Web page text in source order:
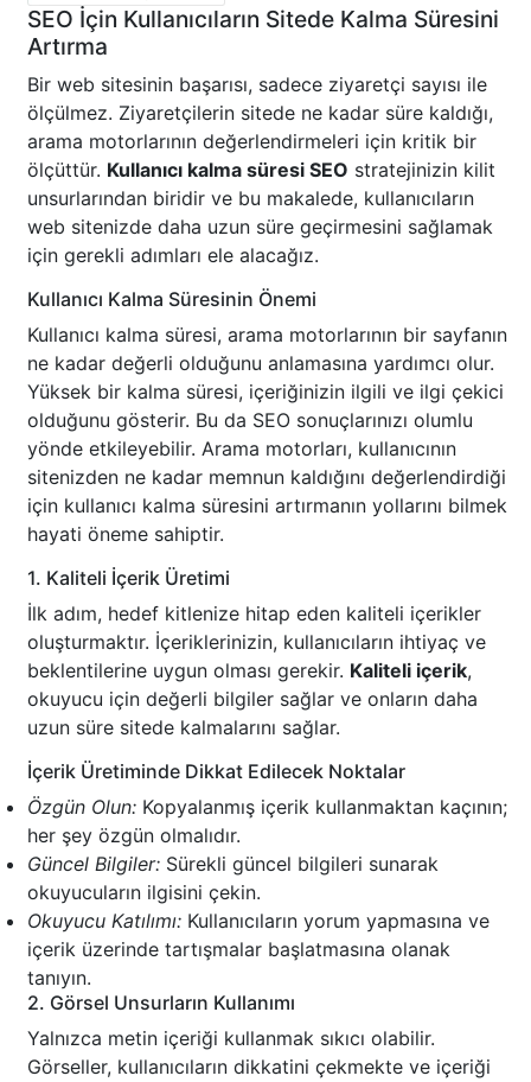
SEO İçin Kullanıcıların Sitede Kalma Süresini
Artırma
Bir web sitesinin başarısı, sadece ziyaretçi sayısı ile
ölçülmez. Ziyaretçilerin sitede ne kadar süre kaldığı,
arama motorlarının değerlendirmeleri için kritik bir
ölçüttür. Kullanıcı kalma süresi SEO stratejinizin kilit
unsurlarından biridir ve bu makalede, kullanıcıların
web sitenizde daha uzun süre geçirmesini sağlamak
için gerekli adımları ele alacağız.
Kullanıcı Kalma Süresinin Önemi
Kullanıcı kalma süresi, arama motorlarının bir sayfanın
ne kadar değerli olduğunu anlamasına yardımcı olur.
Yüksek bir kalma süresi, içeriğinizin ilgili ve ilgi çekici
olduğunu gösterir. Bu da SEO sonuçlarınızı olumlu
yönde etkileyebilir. Arama motorları, kullanıcının
sitenizden ne kadar memnun kaldığını değerlendirdiği
için kullanıcı kalma süresini artırmanın yollarını bilmek
hayati öneme sahiptir.
1. Kaliteli İçerik Üretimi
İlk adım, hedef kitlenize hitap eden kaliteli içerikler
oluşturmaktır. İçeriklerinizin, kullanıcıların ihtiyaç ve
beklentilerine uygun olması gerekir. Kaliteli içerik,
okuyucu için değerli bilgiler sağlar ve onların daha
uzun süre sitede kalmalarını sağlar.
İçerik Üretiminde Dikkat Edilecek Noktalar
Özgün Olun: Kopyalanmış içerik kullanmaktan kaçının;
her şey özgün olmalıdır.
Güncel Bilgiler: Sürekli güncel bilgileri sunarak
okuyucuların ilgisini çekin.
Okuyucu Katılımı: Kullanıcıların yorum yapmasına ve
içerik üzerinde tartışmalar başlatmasına olanak
tanıyın.
2. Görsel Unsurların Kullanımı
Yalnızca metin içeriği kullanmak sıkıcı olabilir.
Görseller, kullanıcıların dikkatini çekmekte ve içeriği